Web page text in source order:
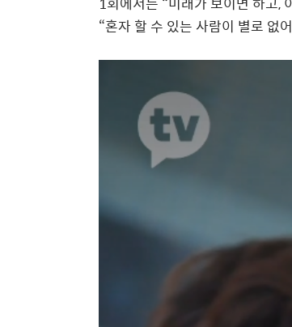
“혼자 할 수 있는 사람이 별로 없